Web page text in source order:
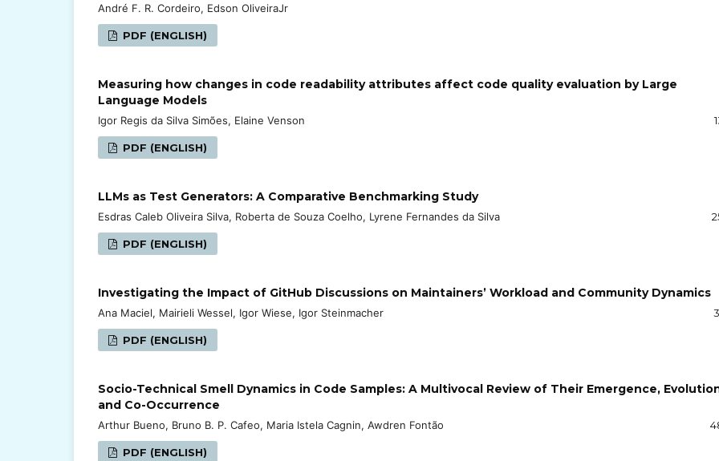
André F. R. Cordeiro, Edson OliveiraJr
PDF (ENGLISH)
Measuring how changes in code readability attributes affect code quality evaluation by Large
Language Models
Igor Regis da Silva Simões, Elaine Venson
PDF (ENGLISH)
LLMs as Test Generators: A Comparative Benchmarking Study
Esdras Caleb Oliveira Silva, Roberta de Souza Coelho, Lyrene Fernandes da Silva
PDF (ENGLISH)
Investigating the Impact of GitHub Discussions on Maintainers’ Workload and Community Dynamics
Ana Maciel, Mairieli Wessel, Igor Wiese, Igor Steinmacher
PDF (ENGLISH)
Socio-Technical Smell Dynamics in Code Samples: A Multivocal Review of Their Emergence,
and Co-Occurrence
Arthur Bueno, Bruno B. P. Cafeo, Maria Istela Cagnin, Awdren Fontão
PDF (ENGLISH)